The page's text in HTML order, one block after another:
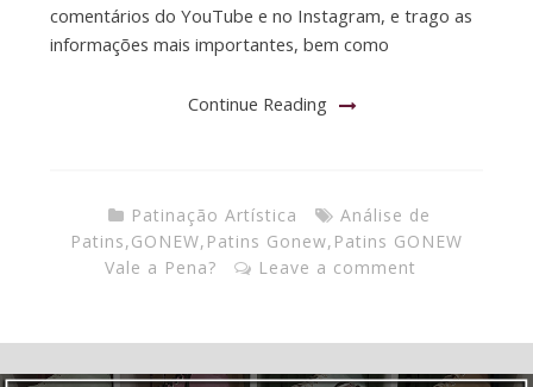
comentários do YouTube e no Instagram, e trago as
informações mais importantes, bem como
Continue Reading
Patinação Artística
Análise de
Patins,GONEW, Patins Gonew, Patins GONEW
Vale a Pena?
Leave a comment